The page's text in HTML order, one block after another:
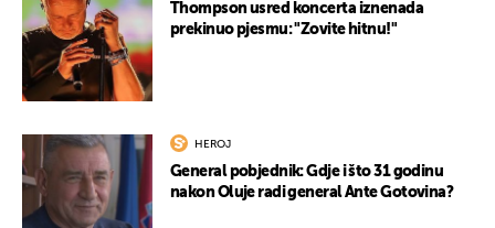
Thompson usred koncerta iznenada
prekinuo pjesmu: "Zovite hitnu!"
HEROJ
General pobjednik: Gdje i što 31 godinu
nakon Oluje radi general Ante Gotovina?